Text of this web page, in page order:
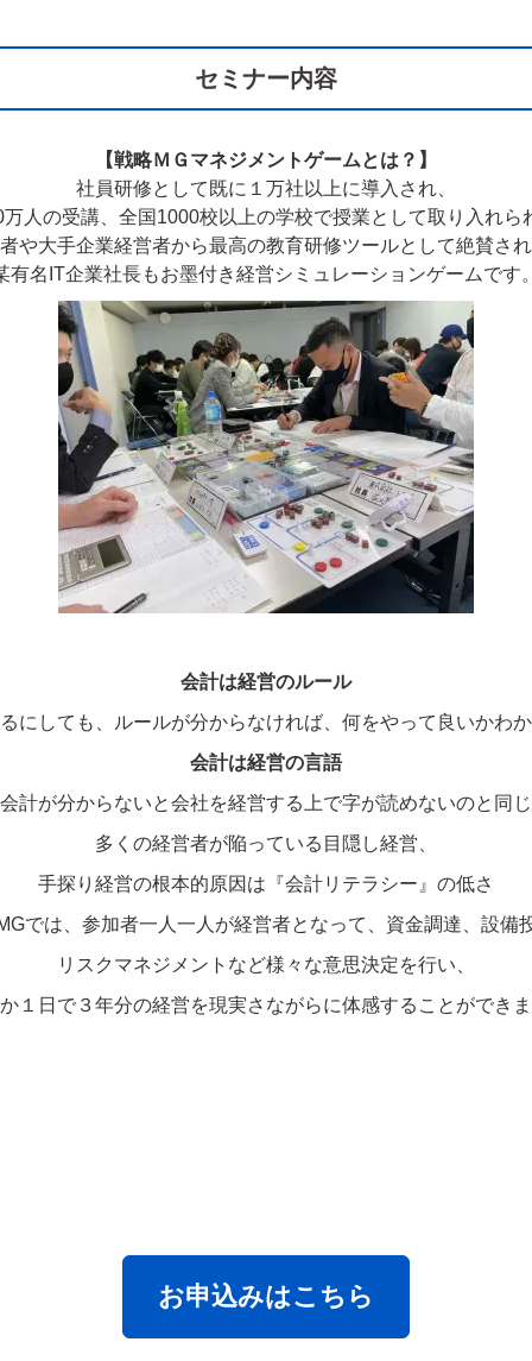
セミナー内容
【戦略ＭＧマネジメントゲームとは？】
社員研修として既に１万社以上に導入され、
人の受講、全国1000校以上の学校で授業として取り入れら
や大手企業経営者から最高の教育研修ツールとして絶賛され
有名IT企業社長もお墨付き経営シミュレーションゲームです。
会計は経営のルール
にしても、ルールが分からなければ、何をやって良いかわ
会計は経営の言語
会計が分からないと会社を経営する上で字が読めないのと同じ
多くの経営者が陥っている目隠し経営、
手探り経営の根本的原因は『会計リテラシー』の低さ
では、参加者一人一人が経営者となって、資金調達、設備投
リスクマネジメントなど様々な意思決定を行い、
１日で３年分の経営を現実さながらに体感することができま
お申込みはこちら